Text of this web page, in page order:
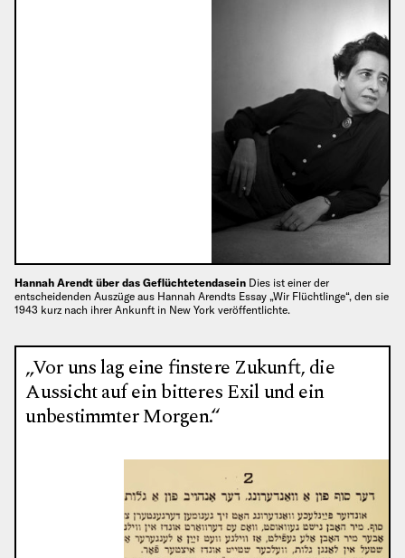
Hannah Arendt über das Geflüchtetendasein Dies ist einer der
entscheidenden Auszüge aus Hannah Arendts Essay „Wir Flüchtlinge“, den sie
1943 kurz nach ihrer Ankunft in New York veröffentlichte.
„Vor uns lag eine finstere Zukunft, die
Aussicht auf ein bitteres Exil und ein
unbestimmter Morgen.“